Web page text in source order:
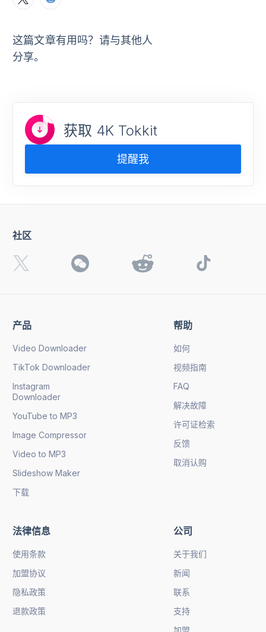
这篇文章有用吗？请与其他人
分享。
获取 4K Tokkit
提醒我
产品
Video Downloader
TikTok Downloader
Instagram
Downloader
YouTube to MP3
Image Compressor
Video to MP3
Slideshow Maker
下载
帮助
如何
视频指南
FAQ
解决故障
许可证检索
反馈
取消认购
法律信息
使用条款
加盟协议
隐私政策
退款政策
公司
关于我们
新闻
联系
支持
加盟
社区